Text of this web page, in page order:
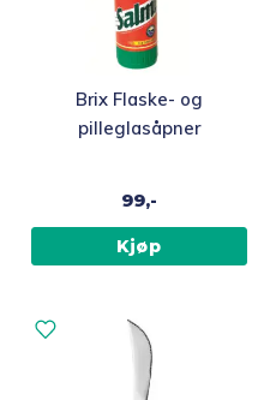
Brix Flaske- og
pilleglasåpner
99,-
Kjøp